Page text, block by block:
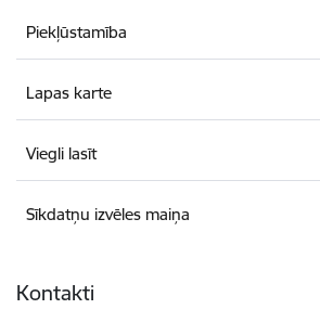
Piekļūstamība
Lapas karte
Viegli lasīt
Sīkdatņu izvēles maiņa
Kontakti